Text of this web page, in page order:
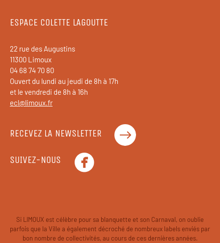
ESPACE COLETTE LAGOUTTE
22 rue des Augustins
11300 Limoux
04 68 74 70 80
Ouvert du lundi au jeudi de 8h à 17h
et le vendredi de 8h à 16h
ecl@limoux.fr
RECEVEZ LA NEWSLETTER
SUIVEZ-NOUS
Si LIMOUX est célèbre pour sa blanquette et son Carnaval, on oublie
parfois que la Ville a également décroché de nombreux labels enviés par
bon nombre de collectivités, au cours de ces dernières années.